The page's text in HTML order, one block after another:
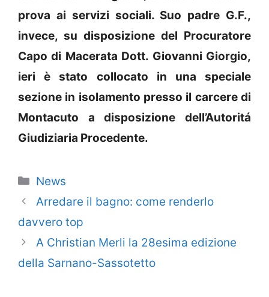
prova ai servizi sociali. Suo padre G.F.,
invece, su disposizione del Procuratore
Capo di Macerata Dott. Giovanni Giorgio,
ieri è stato collocato in una speciale
sezione in isolamento presso il carcere di
Montacuto a disposizione dell’Autoritá
Giudiziaria Procedente.
Categorie
News
Arredare il bagno: come renderlo
davvero top
A Christian Merli la 28esima edizione
della Sarnano-Sassotetto